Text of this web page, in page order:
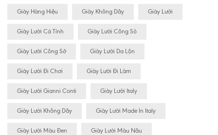
Giày Hàng Hiệu Giày Không Dây Giày Lười
Giày Lười Cá Tính Giày Lười Công Sỏ
Giày Lười Công Sở Giày Lười Da Lộn
Giày Lười Đi Chơi Giày Lười Đi Làm
Giày Lười Gianni Conti Giày Lười Italy
Giày Lười Không Dây Giày Lười Made In Italy
Giày Lười Màu Đen Giày Lười Màu Nâu